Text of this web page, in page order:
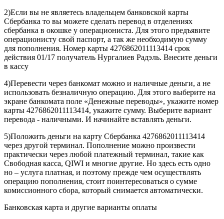
2)Если вы не являетесь владельцем банковской карты
Сбербанка то вы можете сделать перевод в отделениях
сбербанка в окошке у операциониста. Для этого предъявите
операционисту свой паспорт, а так же необходимую сумму
для пополнения. Номер карты 4276862011113414 срок
действия 01/17 получатель Нургалиев Радэль. Внесите деньги
в кассу
4)Перевести через банкомат можно и наличные деньги, а не
использовать безналичную операцию. Для этого выберите на
экране банкомата поле «Денежные переводы», укажите номер
карты 4276862011113414, укажите сумму. Выберите вариант
перевода - наличными. И начинайте вставлять деньги.
5)Положить деньги на карту Сбербанка 4276862011113414
через другой терминал. Пополнение можно произвести
практически через любой платежный терминал, такие как
Свободная касса, QIWI и многие другие. Но здесь есть одно
но – услуга платная, и поэтому прежде чем осуществлять
операцию пополнения, стоит поинтересоваться о сумме
комиссионного сбора, который снимается автоматически.
Банковская карта и другие варианты оплаты